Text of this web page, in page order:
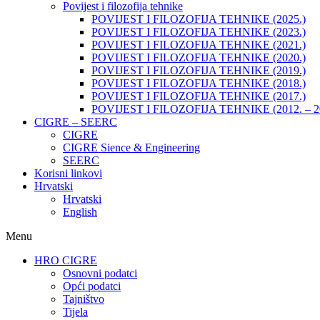
Povijest i filozofija tehnike
POVIJEST I FILOZOFIJA TEHNIKE (2025.)
POVIJEST I FILOZOFIJA TEHNIKE (2023.)
POVIJEST I FILOZOFIJA TEHNIKE (2021.)
POVIJEST I FILOZOFIJA TEHNIKE (2020.)
POVIJEST I FILOZOFIJA TEHNIKE (2019.)
POVIJEST I FILOZOFIJA TEHNIKE (2018.)
POVIJEST I FILOZOFIJA TEHNIKE (2017.)
POVIJEST I FILOZOFIJA TEHNIKE (2012. –
CIGRE – SEERC
CIGRE
CIGRE Sience & Engineering
SEERC
Korisni linkovi
Hrvatski
Hrvatski
English
Menu
HRO CIGRE
Osnovni podatci​
Opći podatci
Tajništvo
Tijela